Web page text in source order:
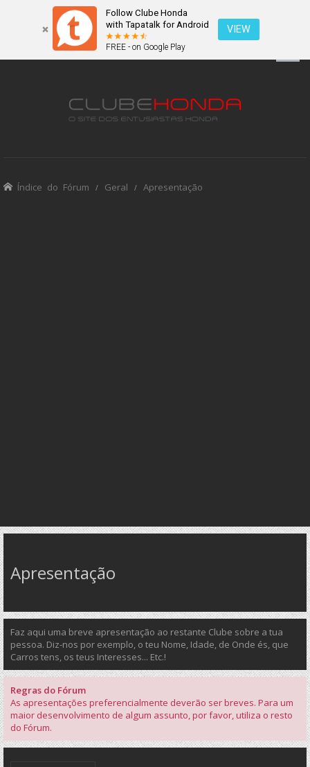
Follow Clube Honda
with Tapatalk for Android
FREE - on Google Play
VIEW
Índice do Fórum Geral Apresentação
Apresentação
Faz aqui uma breve apresentação ao restante Clube sobre a tua
pessoa. Diz-nos por exemplo, o teu Nome, Idade, de Onde és, que
Carros tens, os teus Interesses... Etc.!
Regras do Fórum
As apresentações preferencialmente deverão ser breves. Para um
maior desenvolvimento de algum assunto, por favor, utiliza o resto
do Fórum.